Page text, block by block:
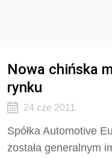
Nowa chińska
rynku
24 cze 2011
Spółka Automotive
została generalnym